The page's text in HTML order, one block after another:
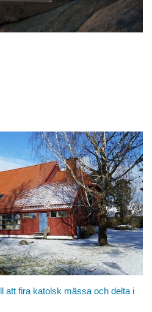
att fira katolsk mässa och delta i